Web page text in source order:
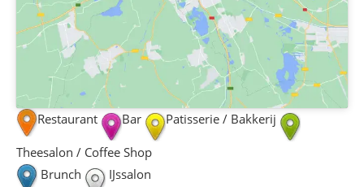
Restaurant Bar Patisserie / Bakkerij
Theesalon / Coffee Shop
Brunch
IJssalon